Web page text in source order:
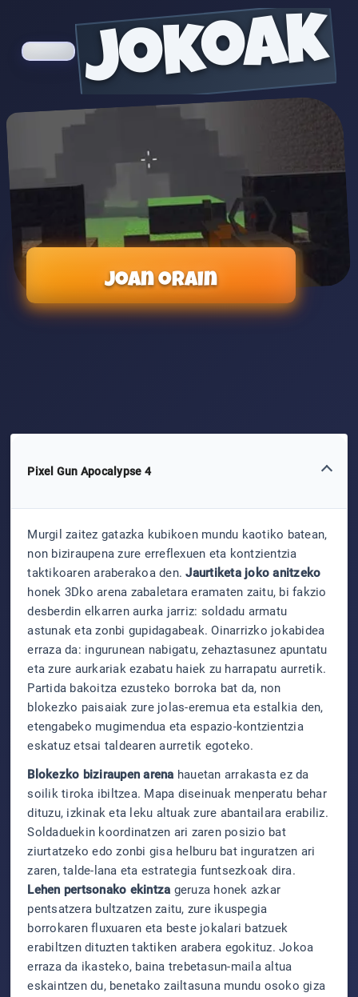
jokoak
Joan orain
Pixel Gun Apocalypse 4
Murgil zaitez gatazka kubikoen mundu kaotiko batean,
non biziraupena zure erreflexuen eta kontzientzia
taktikoaren araberakoa den.Jaurtiketa joko anitzeko
honek 3Dko arena zabaletara eramaten zaitu, bi fakzio
desberdin elkarren aurka jarriz: soldadu armatu
astunak eta zonbi gupidagabeak. Oinarrizko jokabidea
erraza da: ingurunean nabigatu, zehaztasunez apuntatu
eta zure aurkariak ezabatu haiek zu harrapatu aurretik.
Partida bakoitza ezusteko borroka bat da, non
blokezko paisaiak zure jolas-eremua eta estalkia den,
etengabeko mugimendua eta espazio-kontzientzia
eskatuz etsai taldearen aurretik egoteko.
Blokezko biziraupen arena hauetan arrakasta ez da
soilik tiroka ibiltzea. Mapa diseinuak menperatu behar
dituzu, izkinak eta leku altuak zure abantailara erabiliz.
Soldaduekin koordinatzen ari zaren posizio bat
ziurtatzeko edo zonbi gisa helburu bat inguratzen ari
zaren, talde-lana eta estrategia funtsezkoak dira.
Lehen pertsonako ekintza geruza honek azkar
pentsatzera bultzatzen zaitu, zure ikuspegia
borrokaren fluxuaren eta beste jokalari batzuek
erabiltzen dituzten taktiken arabera egokituz. Jokoa
erraza da ikasteko, baina trebetasun-maila altua
eskaintzen du, benetako zailtasuna mundu osoko giza